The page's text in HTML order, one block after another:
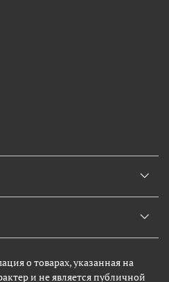
о товарах, указанная на
и не является публичной